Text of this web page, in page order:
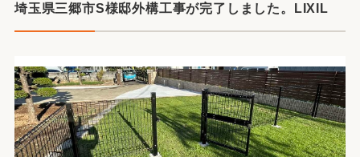
埼玉県三郷市S様邸外構工事が完了しました。LIXIL